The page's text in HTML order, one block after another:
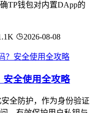
TP钱包对内置DApp的
2026-08-08
安全使用全攻略
全防护，作为身份验证